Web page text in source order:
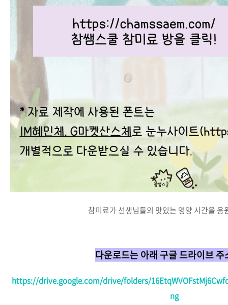
참미료가 선생님들의 맛있는 영양 시간을 응
다운로드는 아래 구글 드라이브
https://drive.google.com/drive/folders/
ng